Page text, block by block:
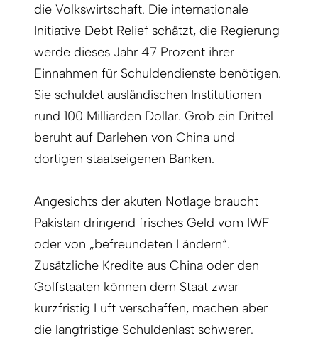
die Volkswirtschaft. Die internationale
Initiative Debt Relief schätzt, die Regierung
werde dieses Jahr 47 Prozent ihrer
Einnahmen für Schuldendienste benötigen.
Sie schuldet ausländischen Institutionen
rund 100 Milliarden Dollar. Grob ein Drittel
beruht auf Darlehen von China und
dortigen staatseigenen Banken.
Angesichts der akuten Notlage braucht
Pakistan dringend frisches Geld vom IWF
oder von „befreundeten Ländern“.
Zusätzliche Kredite aus China oder den
Golfstaaten können dem Staat zwar
kurzfristig Luft verschaffen, machen aber
die langfristige Schuldenlast schwerer.